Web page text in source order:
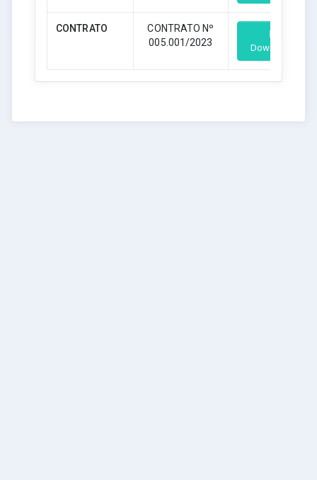
CONTRATO
CONTRATO Nº
005.001/2023
Download